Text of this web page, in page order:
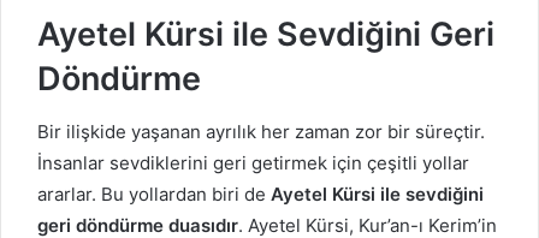
Ayetel Kürsi ile Sevdiğini Geri
Döndürme
Bir ilişkide yaşanan ayrılık her zaman zor bir süreçtir.
İnsanlar sevdiklerini geri getirmek için çeşitli yollar
ararlar. Bu yollardan biri de Ayetel Kürsi ile sevdiğini
geri döndürme duasıdır. Ayetel Kürsi, Kur’an-ı Kerim’in